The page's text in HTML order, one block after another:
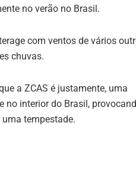
no verão no Brasil.
com ventos de vários
chuvas.
a ZCAS é justamente, uma
no interior do Brasil,
uma tempestade.